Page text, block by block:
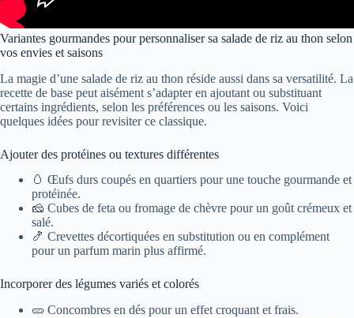
Variantes gourmandes pour personnaliser sa salade de riz au thon selon
vos envies et saisons
La magie d’une salade de riz au thon réside aussi dans sa versatilité. La
recette de base peut aisément s’adapter en ajoutant ou substituant
certains ingrédients, selon les préférences ou les saisons. Voici
quelques idées pour revisiter ce classique.
Ajouter des protéines ou textures différentes
🥚 Œufs durs coupés en quartiers pour une touche gourmande et
protéinée.
🧀 Cubes de feta ou fromage de chèvre pour un goût crémeux et
salé.
🍤 Crevettes décortiquées en substitution ou en complément
pour un parfum marin plus affirmé.
Incorporer des légumes variés et colorés
🥒 Concombres en dés pour un effet croquant et frais.